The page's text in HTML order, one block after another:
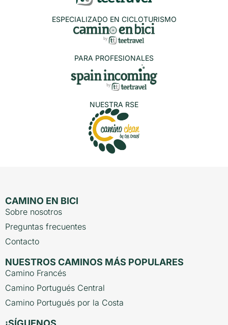
ESPECIALIZADO EN CICLOTURISMO
PARA PROFESIONALES
NUESTRA RSE
CAMINO EN BICI
Sobre nosotros
Preguntas frecuentes
Contacto
NUESTROS CAMINOS MÁS POPULARES
Camino Francés
Camino Portugués Central
Camino Portugués por la Costa